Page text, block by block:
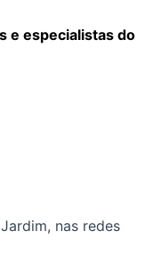
e especialistas do
nas redes